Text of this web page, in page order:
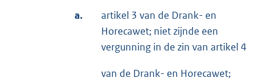
a.
artikel 3 van de Drank- en
Horecawet; niet zijnde een
vergunning in de zin van artikel 4
van de Drank- en Horecawet;